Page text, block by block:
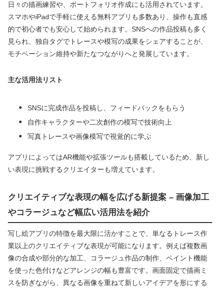
日々の描画練習や、ポートフォリオ作成にも活用されています。
スマホやiPadで手軽に使える無料アプリも多数あり、操作も直感
的で初心者でも安心して始められます。SNSへの作品投稿も多く
見られ、独自タグでトレースや模写の成果をシェアすることが、
モチベーション維持や新たなつながりへと発展しています。
主な活用法リスト
SNSに完成作品を投稿し、フィードバックをもらう
自作キャラクターや二次創作の模写で技術向上
写真トレースや画像模写で視覚的に学ぶ
アプリによってはAR機能や拡張ツールも搭載しているため、新し
い表現に挑戦するクリエイターも増えています。
クリエイティブな表現の幅を広げる新提案 – 画像加工
やコラージュなど幅広い活用法を紹介
写し絵アプリの特徴を最大限に活かすことで、単なるトレース作
業以上のクリエイティブな表現が可能になります。例えば複数画
像の合成や部分的な加工、コラージュ作品の制作、ペイント機能
を使った色付けなどアレンジの幅も豊富です。画面固定で描画ミ
スを防ぎながら、異なる画像を重ねて新しいアイデアを形にする